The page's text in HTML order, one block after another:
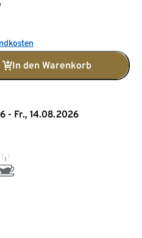
In den Warenkorb
- Fr., 14.08.2026